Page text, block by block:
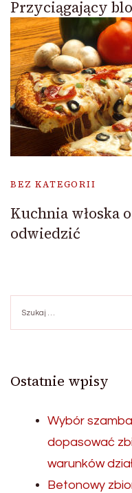
Przyciągający
BEZ KATEGORII
Kuchnia włoska
odwiedzić
Ostatnie wpisy
Wybór
dopasować
warunków
Betonowy